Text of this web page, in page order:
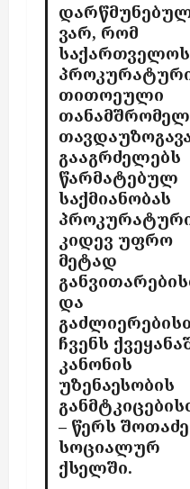
ვარ, რომ
საქართველოს
თითოეული
გააგრძელებს
წარმატებულ
საქმიანობას
კიდევ უფრო
მეტად
და
ჩვენს
კანონის
უზენაესობის
– წერს შოთაძე
სოციალურ
ქსელში.